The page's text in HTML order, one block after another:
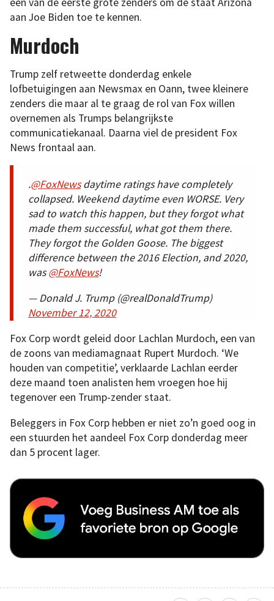
aan Joe Biden toe te kennen.
Murdoch
Trump zelf retweette donderdag enkele
lofbetuigingen aan Newsmax en Oann, twee kleinere
zenders die maar al te graag de rol van Fox willen
overnemen als Trumps belangrijkste
communicatiekanaal. Daarna viel de president Fox
News frontaal aan.
.@FoxNewsdaytime ratings have completely
collapsed. Weekend daytime even WORSE. Very
sad to watch this happen, but they forgot what
made them successful, what got them there.
They forgot the Golden Goose. The biggest
difference between the 2016 Election, and 2020,
was@FoxNews!
— Donald J. Trump (@realDonaldTrump)
November 12, 2020
Fox Corp wordt geleid door Lachlan Murdoch, een van
de zoons van mediamagnaat Rupert Murdoch. ‘We
houden van competitie’, verklaarde Lachlan eerder
deze maand toen analisten hem vroegen hoe hij
tegenover een Trump-zender staat.
Beleggers in Fox Corp hebben er niet zo’n goed oog in
een stuurden het aandeel Fox Corp donderdag meer
dan 5 procent lager.